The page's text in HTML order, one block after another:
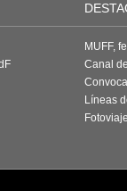
MUFF,
Canal
Líneas